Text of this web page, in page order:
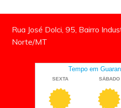
Rua José Dolci, 95, Bairro
Norte/MT